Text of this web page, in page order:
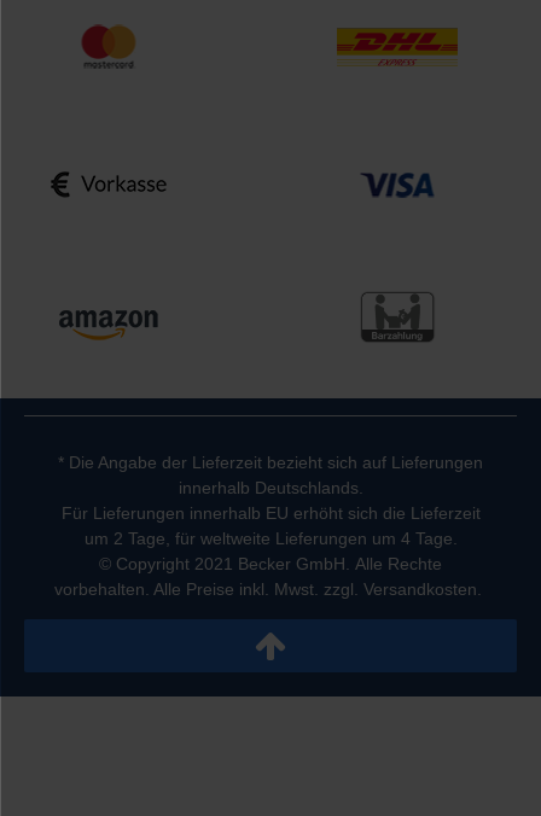
* Die Angabe der Lieferzeit bezieht sich auf Lieferungen
innerhalb Deutschlands.
Für Lieferungen innerhalb EU erhöht sich die Lieferzeit
um 2 Tage, für weltweite Lieferungen um 4 Tage.
© Copyright 2021 Becker GmbH. Alle Rechte
vorbehalten. Alle Preise inkl. Mwst. zzgl. Versandkosten.